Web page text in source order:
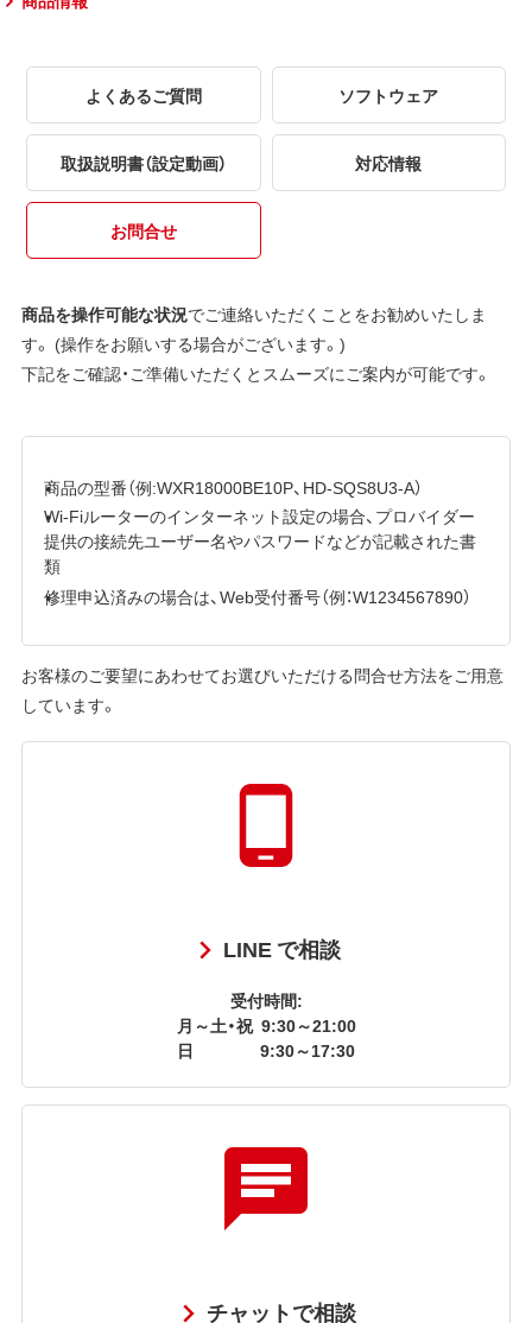
よくあるご質問 ソフトウェア
取扱説明書（設定動画） 対応情報
お問合せ
商品を操作可能な状況でご連絡いただくことをお勧めいたしま
す。 (操作をお願いする場合がございます。)
下記をご確認・ご準備いただくとスムーズにご案内が可能です。
商品の型番（例:WXR18000BE10P、HD-SQS8U3-A）
Wi-Fiルーターのインターネット設定の場合、プロバイダー
提供の接続先ユーザー名やパスワードなどが記載された書
類
修理申込済みの場合は、Web受付番号（例：W1234567890）
お客様のご要望にあわせてお選びいただける問合せ方法をご用意
しています。
LINE で相談
受付時間:
月～土・祝 9:30～21:00
日
9:30～17:30
チャットで相談